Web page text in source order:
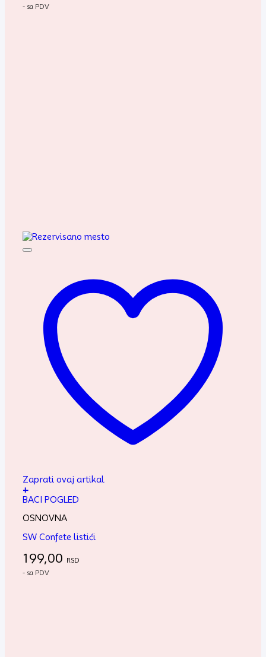
- sa PDV
Zaprati ovaj artikal
+
BACI POGLED
OSNOVNA
SW Confete listići
199,00 RSD
- sa PDV